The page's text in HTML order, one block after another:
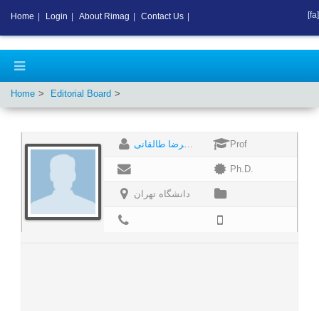
Home Editorial Board
غلامرضا طالقانی Prof
Ph.D.
دانشگاه تهران
Home Login About Rimag Contact Us [fa]